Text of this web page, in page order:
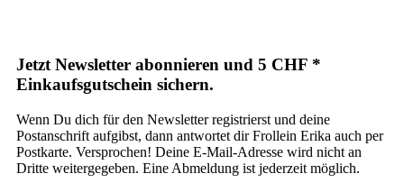
Jetzt Newsletter abonnieren und 5 CHF *
Einkaufsgutschein sichern.
Wenn Du dich für den Newsletter registrierst und deine
Postanschrift aufgibst, dann antwortet dir Frollein Erika auch per
Postkarte. Versprochen! Deine E-Mail-Adresse wird nicht an
Dritte weitergegeben. Eine Abmeldung ist jederzeit möglich.